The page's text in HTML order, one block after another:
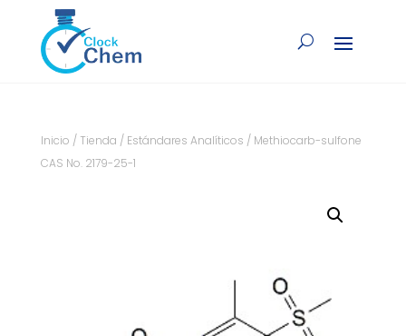
Inicio / Tienda / Estándares Analíticos / Methiocarb-sulfone
CAS No. 2179-25-1